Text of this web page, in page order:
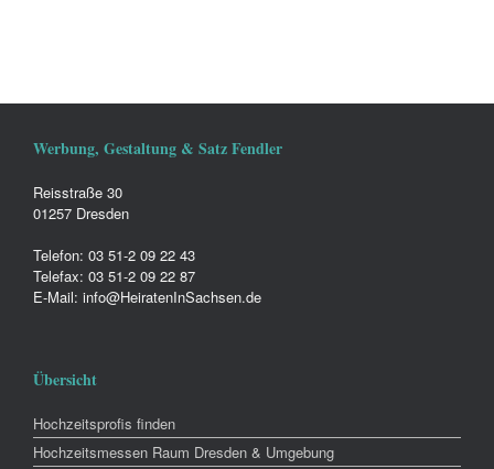
Werbung, Gestaltung & Satz Fendler
Reisstraße 30
01257 Dresden
Telefon: 03 51-2 09 22 43
Telefax: 03 51-2 09 22 87
E-Mail: info@HeiratenInSachsen.de
Übersicht
Hochzeitsprofis finden
Hochzeitsmessen Raum Dresden & Umgebung